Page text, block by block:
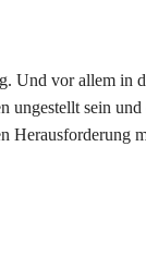
Und vor allem in
ungestellt sein